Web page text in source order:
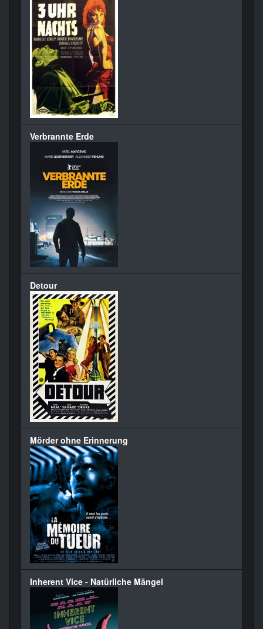
Verbrannte Erde
Detour
Mörder ohne Erinnerung
Inherent Vice - Natürliche Mängel